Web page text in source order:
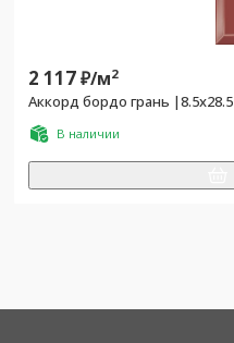
2 117₽/м2
Аккорд бордо грань |8.5x28.5
В наличии